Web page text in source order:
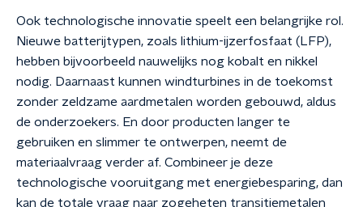
Ook technologische innovatie speelt een belangrijke rol.
Nieuwe batterijtypen, zoals lithium-ijzerfosfaat (LFP),
hebben bijvoorbeeld nauwelijks nog kobalt en nikkel
nodig. Daarnaast kunnen windturbines in de toekomst
zonder zeldzame aardmetalen worden gebouwd, aldus
de onderzoekers. En door producten langer te
gebruiken en slimmer te ontwerpen, neemt de
materiaalvraag verder af. Combineer je deze
technologische vooruitgang met energiebesparing, dan
kan de totale vraag naar zogeheten transitiemetalen